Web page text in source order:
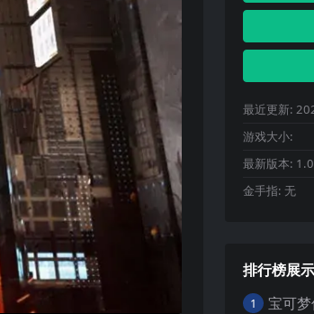
最近更新:
游戏大小:
最新版本:
金手指: 无
排行榜展示
1